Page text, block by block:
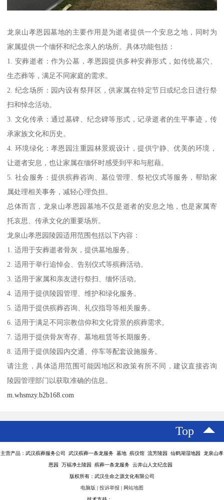
龙泉山孝恩园墓地的主要作用是为逝者提供一个安息之地，同时为
家属提供一个缅怀和纪念亲人的场所。具体功能包括：
1. 安葬逝者：作为公墓，孝恩园提供多种安葬形式，如传统墓穴、
生态葬等，满足不同家庭的需求。
2. 纪念场所：园内设有祭拜区，供家属在特定节日或纪念日进行祭
扫和悼念活动。
3. 文化传承：通过墓碑、纪念碑等形式，记录逝者的生平事迹，传
承家族文化和历史。
4. 环境绿化：孝恩园注重园林景观设计，提供宁静、优美的环境，
让逝者安息，也让家属在缅怀时感受到平和与慰藉。
5. 社会服务：提供殡葬咨询、墓位管理、祭祀仪式等服务，帮助家
属处理相关事务，减轻心理负担。
总体而言，龙泉山孝恩园墓地不仅是逝者的安息之地，也是家属寄
托哀思、传承文化的重要场所。
龙泉山孝恩园陵园适用范围包括以下内容：
1. 适用于安葬逝者骨灰，提供墓地服务。
2. 适用于举行追悼会、告别仪式等殡葬活动。
3. 适用于家属和亲友进行祭扫、缅怀活动。
4. 适用于提供陵园管理、维护和绿化服务。
5. 适用于提供殡葬咨询、礼仪指导等相关服务。
6. 适用于满足不同宗教信仰和文化背景的殡葬需求。
7. 适用于提供骨灰寄存、墓地租赁等长期服务。
8. 适用于提供陵园内交通、停车等配套设施服务。
请注意，具体适用范围可能因地区和政策有所不同，建议直接咨询
陵园管理部门以获取准确的信息。
m.whsmzy.b2b168.com
Top
主营产品：武汉殡葬服务公司 武汉殡葬一条龙服务 墓地 殡仪馆 流芳陵园 仙鹤湖湿地园 龙泉山孝
恩园 万福净土陵园 殡葬一条龙服务 云井山人文纪念园
版权所有：武汉生命之源文化有限公司
电脑版 投诉举报 网站地图